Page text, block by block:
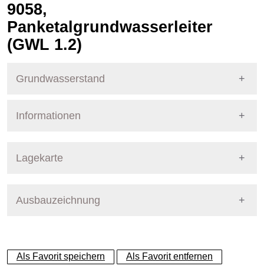
9058,
Panketalgrundwasserleiter
(GWL 1.2)
Grundwasserstand
Informationen
Nummer
Ausprägung GW-Stand, tagesaktuell
Lagekarte
+
Ausbauzeichnung
Als Favorit speichern Als Favorit entfernen